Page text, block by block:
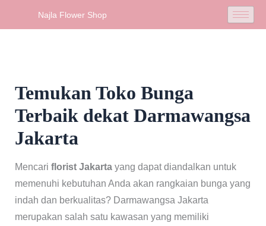
Najla Flower Shop
Temukan Toko Bunga
Terbaik dekat Darmawangsa
Jakarta
Mencari florist Jakartayang dapat diandalkan untuk
memenuhi kebutuhan Anda akan rangkaian bunga yang
indah dan berkualitas? Darmawangsa Jakarta
merupakan salah satu kawasan yang memiliki